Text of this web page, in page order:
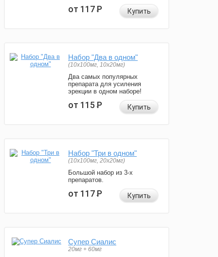
от 117Р Купить
Набор "Два в одном"
(10x100мг, 10x20мг)
Два самых популярных
препарата для усиления
эрекции в одном наборе!
от 115Р Купить
Набор "Три в одном"
(10x100мг, 20x20мг)
Большой набор из 3-х
препаратов.
от 117Р Купить
Супер Сиалис
20мг + 60мг